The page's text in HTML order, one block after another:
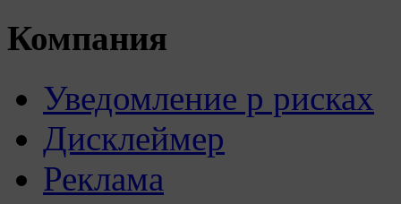
Компания
Уведомление р рисках
Дисклеймер
Реклама